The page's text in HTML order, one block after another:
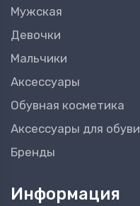
Мужская
Девочки
Мальчики
Аксессуары
Обувная косметика
Аксессуары для обуви
Бренды
Информация